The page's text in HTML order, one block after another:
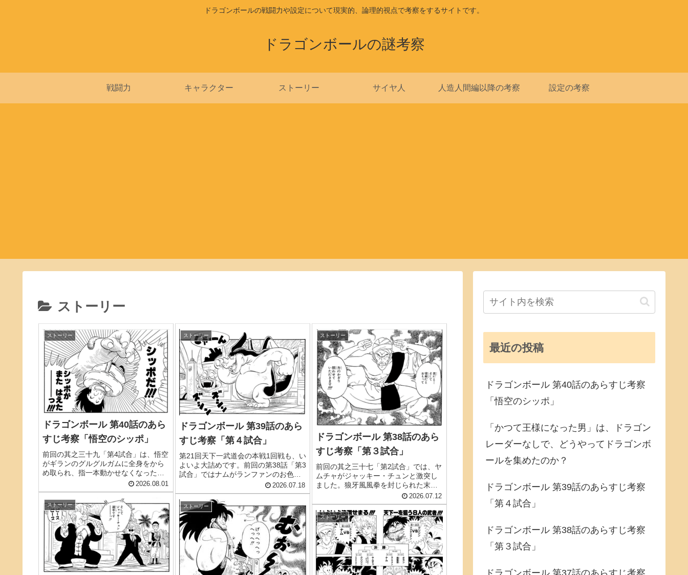
ドラゴンボールの戦闘力や設定について現実的、論理的視点で考察をするサイトです。
ドラゴンボールの謎考察
戦闘力 キャラクター ストーリー サイヤ人 人造人間編以降の考察 設定の考察
ストーリー
ストーリー
ドラゴンボール 第40話のあら
すじ考察「悟空のシッポ」
前回の其之三十九「第4試合」は、悟空
がギランのグルグルガムに全身をから
め取られ、指一本動かせなくなったと
ころで幕を閉じました。翼で空を飛べ
るギランに場外負けはなく、対する悟
空は身動きが取れない——第21回天下
一武道会の一回戦で、悟空はこの大...
2026.08.01
ストーリー
ドラゴンボール 第39話のあら
すじ考察「第４試合」
第21回天下一武道会の本戦1回戦も、い
よいよ大詰めです。前回の第38話「第3
試合」ではナムがランファンのお色気
作戦を跳ね返して勝ち上がり、これで
本戦トーナメントの1回戦も残すところ
あと一つとなりました。そう、みんな
が待ちわびていた主人公・孫...
2026.07.18
ストーリー
ドラゴンボール 第38話のあら
すじ考察「第３試合」
前回の其之三十七「第2試合」では、ヤ
ムチャがジャッキー・チュンと激突し
ました。狼牙風風拳を封じられた末、
ヤムチャは片手の風圧一発で武舞台の
外へ押し出され、あっけない敗北。
「あの老人は何者なのか」という不穏
な余韻を残したまま、大会は次の試合
へ...
2026.07.12
ストーリー ストーリー
ストーリー
最近の投稿
ドラゴンボール 第40話のあらすじ考察
「悟空のシッポ」
「かつて王様になった男」は、ドラゴン
レーダーなしで、どうやってドラゴンボ
ールを集めたのか？
ドラゴンボール 第39話のあらすじ考察
「第４試合」
ドラゴンボール 第38話のあらすじ考察
「第３試合」
ドラゴンボール 第37話のあらすじ考察